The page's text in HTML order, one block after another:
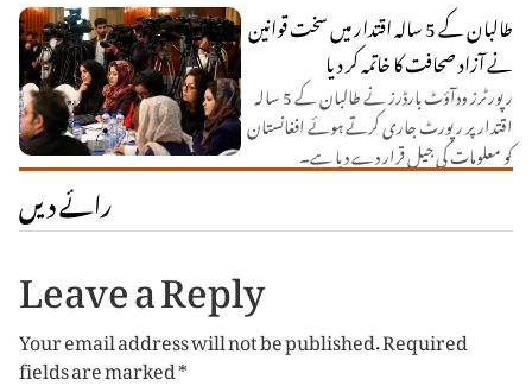
طالبان کے 5 سالہ اقتدار میں سخت قوانین
نے آزاد صحافت کا خاتمہ کر دیا
رپورٹرز ودآؤٹ بارڈرز نے طالبان کے 5 سالہ
اقتدار پر رپورٹ جاری کرتے ہوئے افغانستان
کو معلومات کی جیل قرار دے دیا ہے۔
رائے دیں
Leave a Reply
Your email address will not be published.Required
fields are marked*